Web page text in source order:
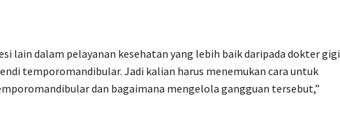
lain dalam pelayanan kesehatan yang lebih baik daripada dokter gigi
temporomandibular. Jadi kalian harus menemukan cara untuk
dan bagaimana mengelola gangguan tersebut,”